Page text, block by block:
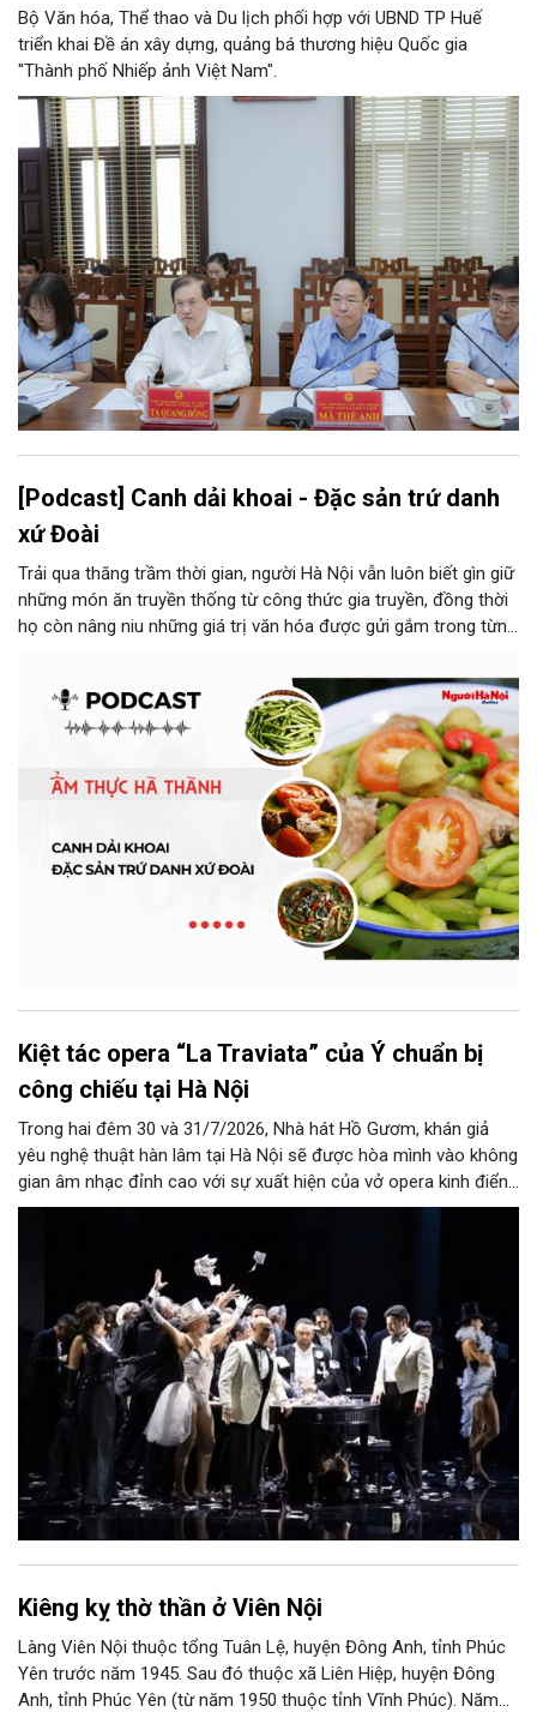
Bộ Văn hóa, Thể thao và Du lịch phối hợp với UBND TP Huế
triển khai Đề án xây dựng, quảng bá thương hiệu Quốc gia
"Thành phố Nhiếp ảnh Việt Nam".
[Podcast] Canh dải khoai - Đặc sản trứ danh
xứ Đoài
Trải qua thăng trầm thời gian, người Hà Nội vẫn luôn biết gìn giữ
những món ăn truyền thống từ công thức gia truyền, đồng thời
họ còn nâng niu những giá trị văn hóa được gửi gắm trong từng
thức. Và canh dải khoai là một món ăn như thế.
Kiệt tác opera “La Traviata” của Ý chuẩn bị
công chiếu tại Hà Nội
Trong hai đêm 30 và 31/7/2026, Nhà hát Hồ Gươm, khán giả
yêu nghệ thuật hàn lâm tại Hà Nội sẽ được hòa mình vào không
gian âm nhạc đỉnh cao với sự xuất hiện của vở opera kinh điển
“La Traviata”.
Kiêng kỵ thờ thần ở Viên Nội
Làng Viên Nội thuộc tổng Tuân Lệ, huyện Đông Anh, tỉnh Phúc
Yên trước năm 1945. Sau đó thuộc xã Liên Hiệp, huyện Đông
Anh, tỉnh Phúc Yên (từ năm 1950 thuộc tỉnh Vĩnh Phúc). Năm